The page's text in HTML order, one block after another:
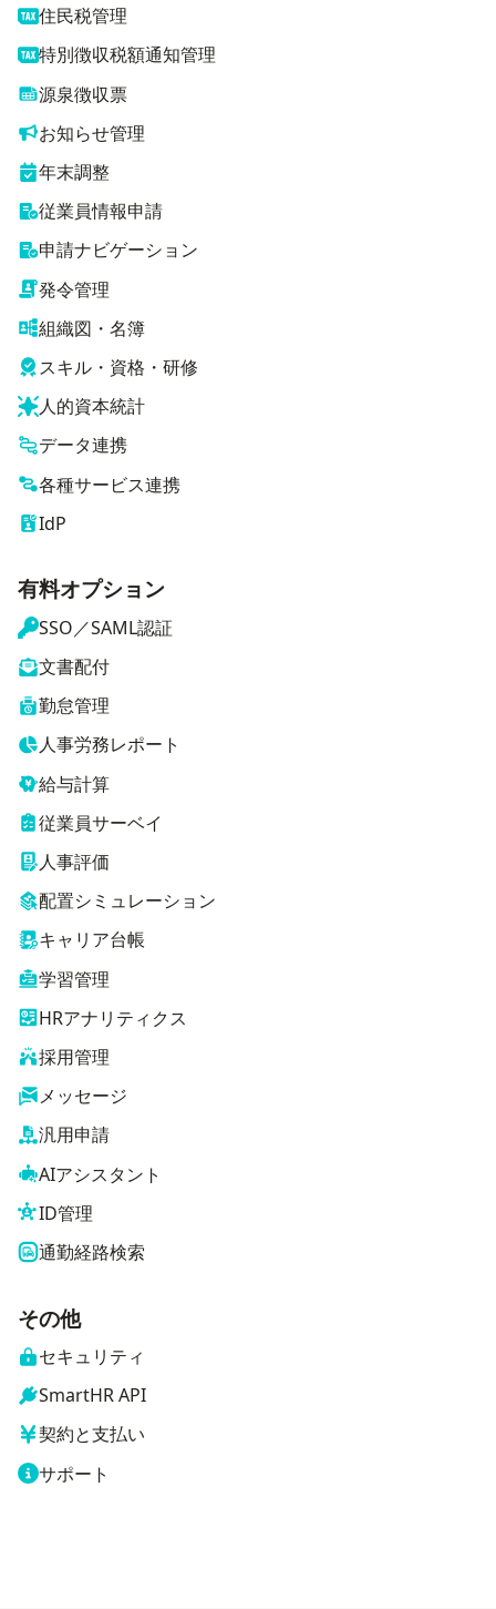
住民税管理
特別徴収税額通知管理
源泉徴収票
お知らせ管理
年末調整
従業員情報申請
申請ナビゲーション
発令管理
組織図・名簿
スキル・資格・研修
人的資本統計
データ連携
各種サービス連携
IdP
有料オプション
SSO／SAML認証
文書配付
勤怠管理
人事労務レポート
給与計算
従業員サーベイ
人事評価
配置シミュレーション
キャリア台帳
学習管理
HRアナリティクス
採用管理
メッセージ
汎用申請
AIアシスタント
ID管理
通勤経路検索
その他
セキュリティ
SmartHR API
契約と支払い
サポート